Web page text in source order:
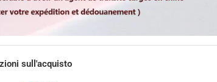
sull'acquisto